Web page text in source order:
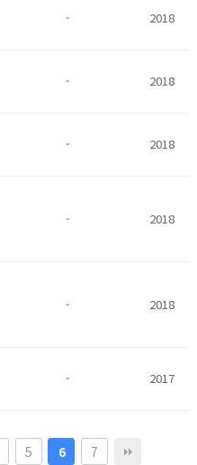
- 2018
- 2018
- 2018
- 2018
- 2018
- 2017
5 6 7